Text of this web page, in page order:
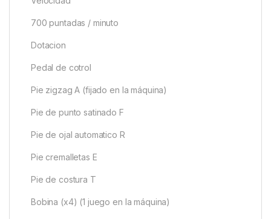
700 puntadas / minuto
Dotacion
Pedal de cotrol
Pie zigzag A (fijado en la máquina)
Pie de punto satinado F
Pie de ojal automatico R
Pie cremalletas E
Pie de costura T
Bobina (x4) (1 juego en la máquina)